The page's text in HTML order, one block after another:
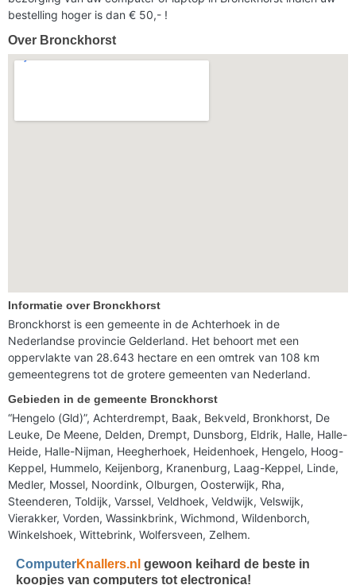
bestelling hoger is dan € 50,- !
Over Bronckhorst
Informatie over Bronckhorst
Bronckhorst is een gemeente in de Achterhoek in de
Nederlandse provincie Gelderland. Het behoort met een
oppervlakte van 28.643 hectare en een omtrek van 108 km
gemeentegrens tot de grotere gemeenten van Nederland.
Gebieden in de gemeente Bronckhorst
“Hengelo (Gld)”, Achterdrempt, Baak, Bekveld, Bronkhorst, De
Leuke, De Meene, Delden, Drempt, Dunsborg, Eldrik, Halle, Halle-
Heide, Halle-Nijman, Heegherhoek, Heidenhoek, Hengelo, Hoog-
Keppel, Hummelo, Keijenborg, Kranenburg, Laag-Keppel, Linde,
Medler, Mossel, Noordink, Olburgen, Oosterwijk, Rha,
Steenderen, Toldijk, Varssel, Veldhoek, Veldwijk, Velswijk,
Vierakker, Vorden, Wassinkbrink, Wichmond, Wildenborch,
Winkelshoek, Wittebrink, Wolfersveen, Zelhem.
ComputerKnallers.nl gewoon keihard de beste in
koopjes van computers tot electronica!